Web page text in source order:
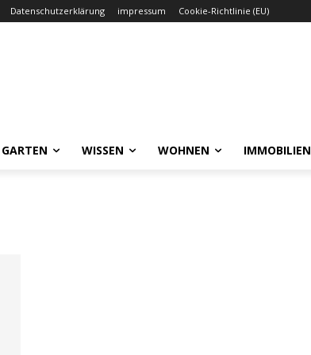
Datenschutzerklärung impressum Cookie-Richtlinie (EU)
WISSEN WOHNEN IMMOBILIEN